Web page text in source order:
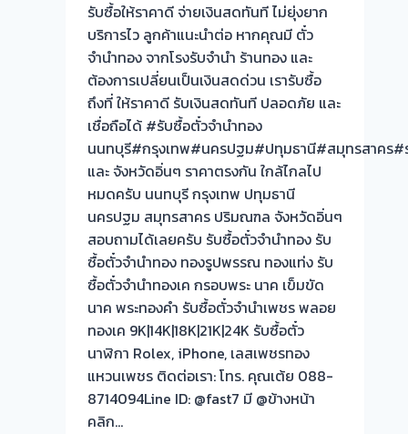
รับซื้อให้ราคาดี จ่ายเงินสดทันที ไม่ยุ่งยาก
บริการไว ลูกค้าแนะนำต่อ หากคุณมี ตั๋ว
จำนำทอง จากโรงรับจำนำ ร้านทอง และ
ต้องการเปลี่ยนเป็นเงินสดด่วน เรารับซื้อ
ถึงที่ ให้ราคาดี รับเงินสดทันที ปลอดภัย และ
เชื่อถือได้ #รับซื้อตั๋วจำนำทอง
นนทบุรี#กรุงเทพ#นครปฐม#ปทุมธานี#สมุทรสาคร#
และ จังหวัดอิ่นๆ ราคาตรงกัน ใกล้ไกลไป
หมดครับ นนทบุรี กรุงเทพ ปทุมธานี
นครปฐม สมุทรสาคร ปริมณฑล จังหวัดอิ่นๆ
สอบถามได้เลยครับ รับซื้อตั๋วจำนำทอง รับ
ซื้อตั๋วจำนำทอง ทองรูปพรรณ ทองแท่ง รับ
ซื้อตั๋วจำนำทองเค กรอบพระ นาค เข็มขัด
นาค พระทองคำ รับซื้อตั๋วจำนำเพชร พลอย
ทองเค 9K|14K|18K|21K|24K รับซื้อตั๋ว
นาฬิกา Rolex, iPhone, เลสเพชรทอง
แหวนเพชร ติดต่อเรา: โทร. คุณเต้ย 088-
8714094Line ID: @fast7 มี @ข้างหน้า
คลิก…